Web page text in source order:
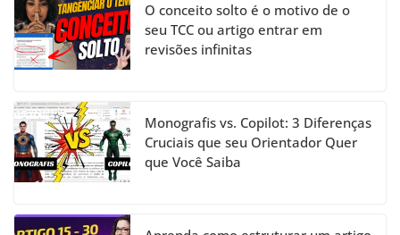
O conceito solto é o motivo de o
seu TCC ou artigo entrar em
revisões infinitas
Monografis vs. Copilot: 3 Diferenças
Cruciais que seu Orientador Quer
que Você Saiba